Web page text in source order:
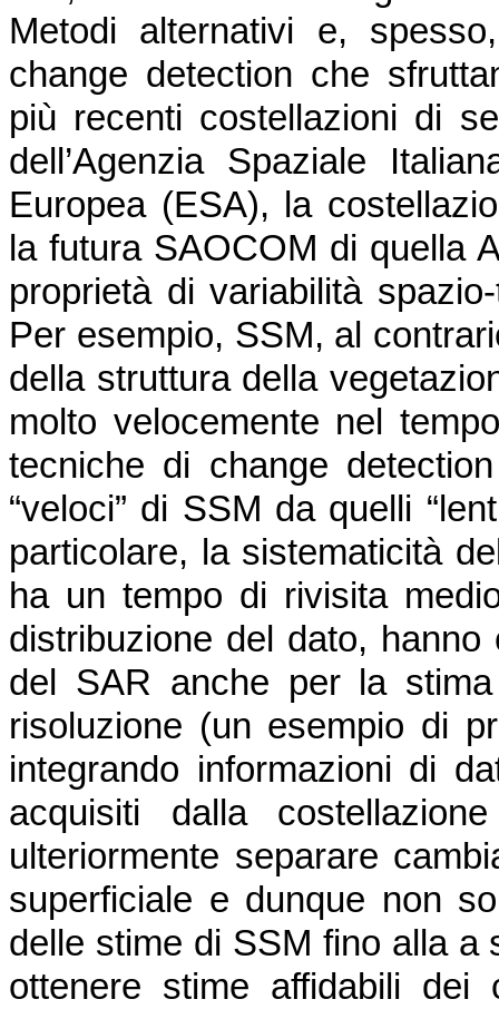
Metodi alternativi e,
change detection che
più recenti costellazioni di
dell’Agenzia Spaziale
Europea (ESA), la
la futura SAOCOM di quella
proprietà di variabilità
Per esempio, SSM, al
della struttura della
molto velocemente nel
tecniche di change
“veloci” di SSM da quelli
particolare, la sistematicità
ha un tempo di rivisita
distribuzione del dato, hanno
del SAR anche per la
risoluzione (un esempio di
integrando informazioni di
acquisiti dalla
ulteriormente separare
superficiale e dunque non
delle stime di SSM fino alla
ottenere stime affidabili dei